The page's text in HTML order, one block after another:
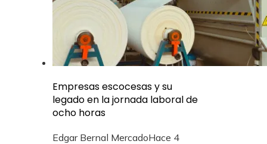
Empresas escocesas y su
legado en la jornada laboral de
ocho horas
Edgar Bernal MercadoHace 4